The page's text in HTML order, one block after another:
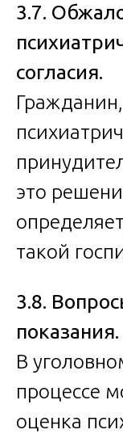
3.7.
согласия.
это
такой
3.8.
показания.
В
процессе
оценка